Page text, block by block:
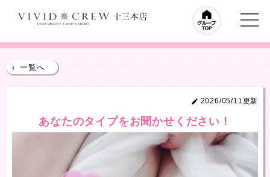
‹ 一覧へ
2026/05/11更新
あなたのタイプをお聞かせください！